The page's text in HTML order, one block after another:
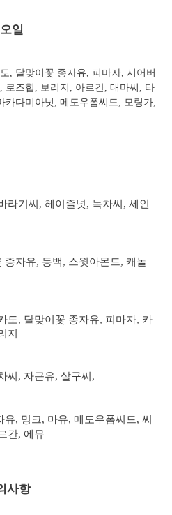
일
, 달맞이꽃 종자유, 피마자, 시어버
로즈힙, 보리지, 아르간, 대마씨, 타
다미아넛, 메도우폼씨드, 모링가,
라기씨, 헤이즐넛, 녹차씨, 세인
종자유, 동백, 스윗아몬드, 캐놀
도, 달맞이꽃 종자유, 피마자, 카
지
씨, 자근유, 살구씨,
, 밍크, 마유, 메도우폼씨드, 씨
간, 에뮤
사항